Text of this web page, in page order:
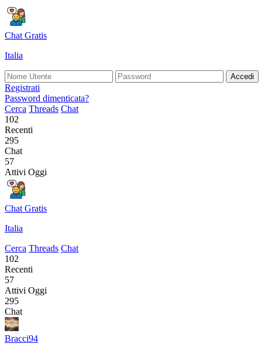
Chat Gratis
Italia
Accedi
Registrati
Password dimenticata?
Cerca Threads Chat
102
Recenti
295
Chat
57
Attivi Oggi
Chat Gratis
Italia
Cerca Threads Chat
102
Recenti
57
Attivi Oggi
295
Chat
Bracci94